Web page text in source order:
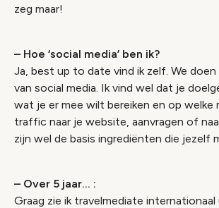
zeg maar!
– Hoe ‘social media’ ben ik?
Ja, best up to date vind ik zelf. We doen
van social media. Ik vind wel dat je
wat je er mee wilt bereiken en op welke
traffic naar je website, aanvragen of
zijn wel de basis ingrediënten die jezelf
– Over 5 jaar… :
Graag zie ik travelmediate